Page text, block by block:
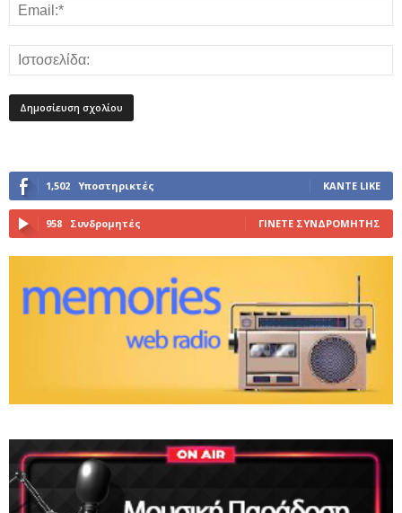
1,502 Υποστηρικτές ΚΆΝΤΕ LIKE
958 Συνδρομητές ΓΊΝΕΤΕ ΣΥΝΔΡΟΜΗΤΉΣ